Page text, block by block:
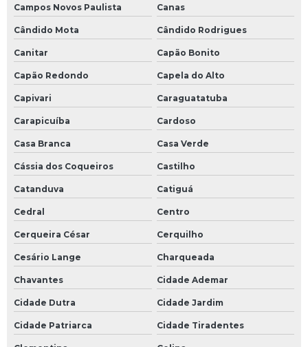
Campos Novos Paulista Canas
Cândido Mota Cândido Rodrigues
Canitar Capão Bonito
Capão Redondo Capela do Alto
Capivari Caraguatatuba
Carapicuíba Cardoso
Casa Branca Casa Verde
Cássia dos Coqueiros Castilho
Catanduva Catiguá
Cedral Centro
Cerqueira César Cerquilho
Cesário Lange Charqueada
Chavantes Cidade Ademar
Cidade Dutra Cidade Jardim
Cidade Patriarca Cidade Tiradentes